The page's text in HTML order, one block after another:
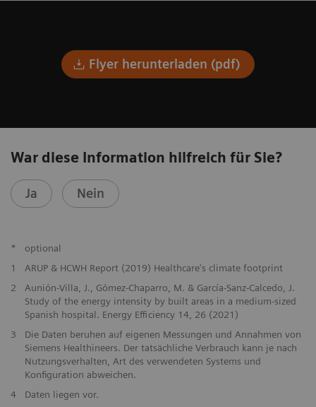
Flyer herunterladen (pdf)
War diese Information hilfreich für Sie?
Ja Nein
*
optional
1
ARUP & HCWH Report (2019) Healthcare's climate footprint
2
Aunión-Villa, J., Gómez-Chaparro, M. & García-Sanz-Calcedo, J.
Study of the energy intensity by built areas in a medium-sized
Spanish hospital. Energy Efficiency 14, 26 (2021)
3
Die Daten beruhen auf eigenen Messungen und Annahmen von
Siemens Healthineers. Der tatsächliche Verbrauch kann je nach
Nutzungsverhalten, Art des verwendeten Systems und
Konfiguration abweichen.
4
Daten liegen vor.